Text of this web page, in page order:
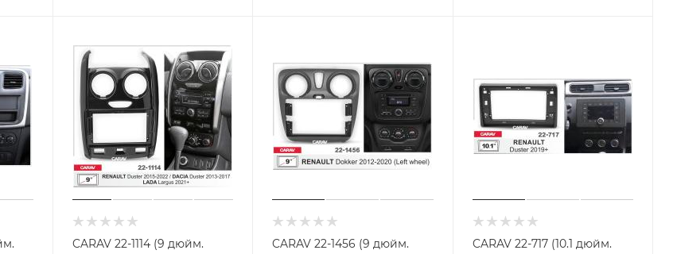
CARAV 22-1114 (9 дюйм.
CARAV 22-1456 (9 дюйм.
CARAV 22-717 (10.1 дюйм.